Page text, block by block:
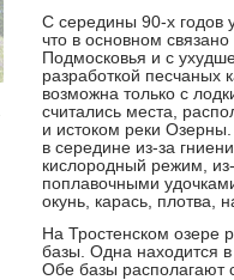
С середины 90-х годов
что в основном
Подмосковья и с
разработкой песчаных
возможна только с
считались места,
и истоком реки
в середине из-за
кислородный режим,
поплавочными
окунь, карась, плотва,
На Тростенском озере
базы. Одна находится
Обе базы располагают